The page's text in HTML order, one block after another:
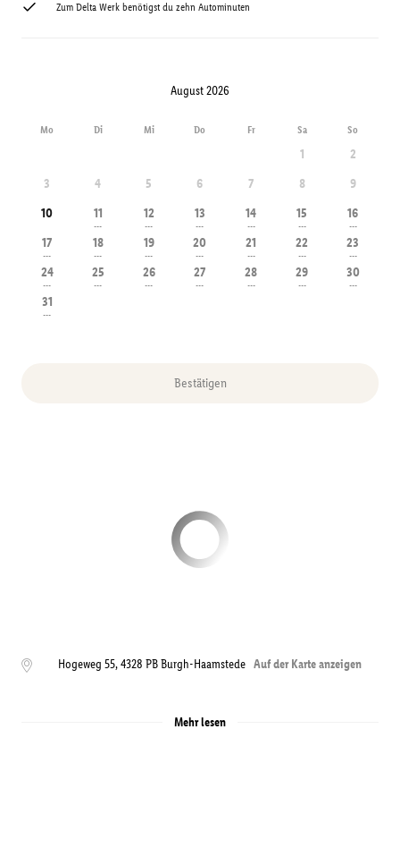
Zum Delta Werk benötigst du zehn Autominuten
August 2026
Mo Di Mi Do Fr Sa So
1
2
3
4 5 6 7 8
9
10
11
---
12
---
13
---
14
---
15
---
16
---
17
---
18
---
19
---
20
---
21
---
22
---
23
---
24
---
25
---
26
---
27
---
28
---
29
---
30
---
31
---
Bestätigen
Hogeweg 55,4328 PB Burgh-Haamstede Auf der Karte anzeigen
Mehr lesen